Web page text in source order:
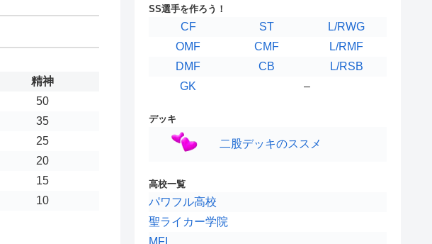
精神
50
35
25
20
15
10
SS選手を作ろう！
CF ST
L/RWG
OMF
CMF
L/RMF
DMF
CB
L/RSB
GK
–
デッキ
二股デッキのススメ
高校一覧
パワフル高校
聖ライカー学院
MFI